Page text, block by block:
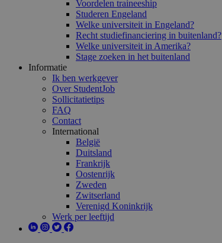
Voordelen traineeship
Studeren Engeland
Welke universiteit in Engeland?
Recht studiefinanciering in buitenland?
Welke universiteit in Amerika?
Stage zoeken in het buitenland
Informatie
Ik ben werkgever
Over StudentJob
Sollicitatietips
FAQ
Contact
International
België
Duitsland
Frankrijk
Oostenrijk
Zweden
Zwitserland
Verenigd Koninkrijk
Werk per leeftijd